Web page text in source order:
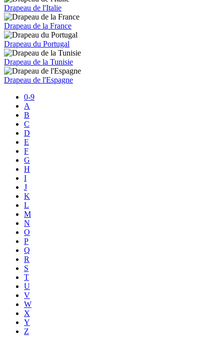
Drapeau de l'Italie
Drapeau de la France
Drapeau du Portugal
Drapeau de la Tunisie
Drapeau de l'Espagne
0-9
A
B
C
D
E
F
G
H
I
J
K
L
M
N
O
P
Q
R
S
T
U
V
W
X
Y
Z